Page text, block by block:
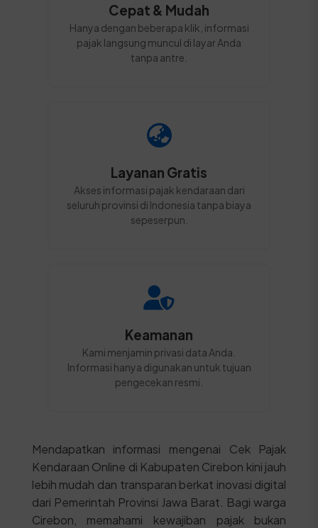
Cepat & Mudah
Hanya dengan beberapa klik, informasi
pajak langsung muncul di layar Anda
tanpa antre.
Layanan Gratis
Akses informasi pajak kendaraan dari
seluruh provinsi di Indonesia tanpa biaya
sepeserpun.
Keamanan
Kami menjamin privasi data Anda.
Informasi hanya digunakan untuk tujuan
pengecekan resmi.
Mendapatkan informasi mengenai Cek Pajak
Kendaraan Online di Kabupaten Cirebon kini jauh
lebih mudah dan transparan berkat inovasi digital
dari Pemerintah Provinsi Jawa Barat. Bagi warga
Cirebon, memahami kewajiban pajak bukan